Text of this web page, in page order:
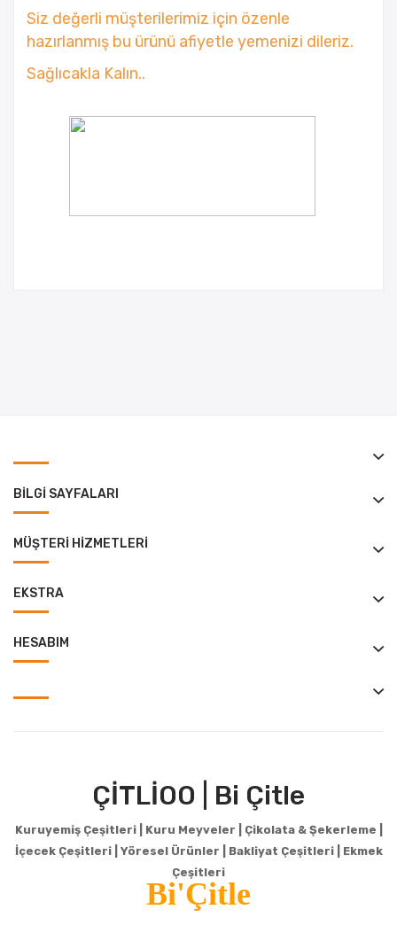
Siz değerli müşterilerimiz için özenle
hazırlanmış bu ürünü afiyetle yemenizi dileriz.
Sağlıcakla Kalın..
BILGI SAYFALARI
MÜŞTERI HIZMETLERI
EKSTRA
HESABIM
ÇİTLİOO | Bi Çitle
Kuruyemiş Çeşitleri | Kuru Meyveler | Çikolata & Şekerleme |
İçecek Çeşitleri | Yöresel Ürünler | Bakliyat Çeşitleri | Ekmek
Çeşitleri
Bi'Çitle